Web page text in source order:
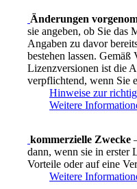
Änderungen
sie angeben, ob Sie das
Angaben zu davor
bestehen lassen.
Lizenzversionen ist die
verpflichtend, wenn Sie
Hinweise zur
Weitere
kommerzielle Zwecke
dann, wenn sie in erster
Vorteile oder auf eine
Weitere